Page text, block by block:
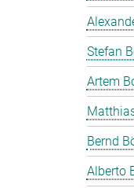
Stefan
Artem
Bernd
Alberto